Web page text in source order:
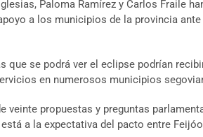
Paloma Ramírez y Carlos Fraile
a los municipios de la provincia
que se podrá ver el eclipse podrían
en numerosos municipios
propuestas y preguntas
a la expectativa del pacto entre